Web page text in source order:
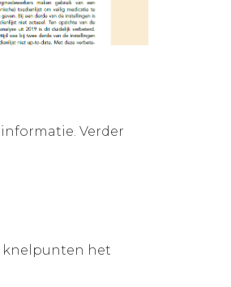
Verder
knelpunten het